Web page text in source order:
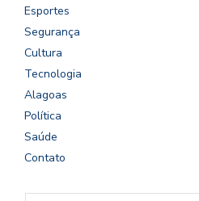
Esportes
Segurança
Cultura
Tecnologia
Alagoas
Política
Saúde
Contato